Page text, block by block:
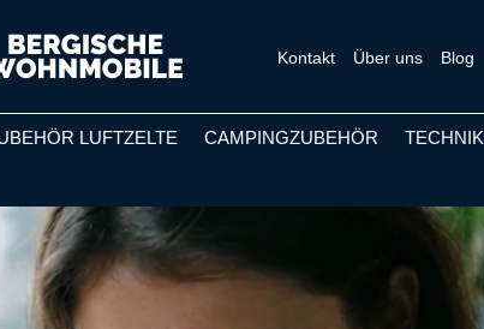
Kontakt Über uns Blog
LUFTZELTE CAMPINGZUBEHÖR TECHNIK